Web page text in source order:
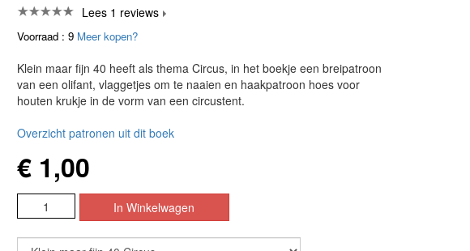
Lees 1 reviews
Voorraad : 9 Meer kopen?
Klein maar fijn 40 heeft als thema Circus, in het boekje een breipatroon
van een olifant, vlaggetjes om te naaien en haakpatroon hoes voor
houten krukje in de vorm van een circustent.
Overzicht patronen uit dit boek
€ 1,00